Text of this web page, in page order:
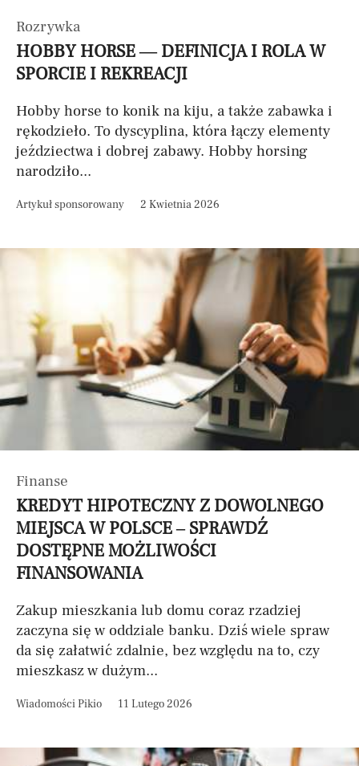
Rozrywka
HOBBY HORSE — DEFINICJA I ROLA W
SPORCIE I REKREACJI
Hobby horse to konik na kiju, a także zabawka i
rękodzieło. To dyscyplina, która łączy elementy
jeździectwa i dobrej zabawy. Hobby horsing
narodziło...
Artykuł sponsorowany 2 Kwietnia 2026
Finanse
KREDYT HIPOTECZNY Z DOWOLNEGO
MIEJSCA W POLSCE – SPRAWDŹ
DOSTĘPNE MOŻLIWOŚCI
FINANSOWANIA
Zakup mieszkania lub domu coraz rzadziej
zaczyna się w oddziale banku. Dziś wiele spraw
da się załatwić zdalnie, bez względu na to, czy
mieszkasz w dużym...
Wiadomości Pikio 11 Lutego 2026